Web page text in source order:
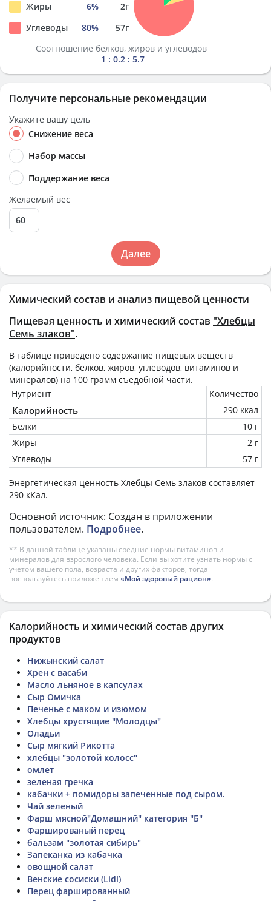
Химический состав и анализ пищевой ценности
Пищевая ценность и химический состав "Хлебцы
Семь злаков".
В таблице приведено содержание пищевых веществ
(калорийности, белков, жиров, углеводов, витаминов и
минералов) на 100 грамм съедобной части.
Нутриент
Количество
Калорийность
290 ккал
Белки
10 г
Жиры
2 г
Углеводы
57 г
Энергетическая ценность Хлебцы Семь злаков составляет
290 кКал.
Основной источник: Создан в приложении
пользователем. Подробнее.
** В данной таблице указаны средние нормы витаминов и
минералов для взрослого человека. Если вы хотите узнать нормы с
учетом вашего пола, возраста и других факторов, тогда
воспользуйтесь приложением «Мой здоровый рацион».
Жиры
6% 2г
Углеводы
80% 57г
Соотношение белков, жиров и углеводов
1 : 0.2 : 5.7
Получите персональные рекомендации
Укажите вашу цель
Снижение веса
Набор массы
Поддержание веса
Желаемый вес
Далее
Калорийность и химический состав других
продуктов
Нижынский салат
Хрен с васаби
Масло льняное в капсулах
Сыр Омичка
Печенье с маком и изюмом
Хлебцы хрустящие "Молодцы"
Оладьи
Сыр мягкий Рикотта
хлебцы "золотой колосс"
омлет
зеленая гречка
кабачки + помидоры запеченные под сыром.
Чай зеленый
Фарш мясной"Домашний" категория "Б"
Фаршированый перец
бальзам "золотая сибирь"
Запеканка из кабачка
овощной салат
Венские сосиски (Lidl)
Перец фаршированный